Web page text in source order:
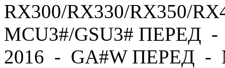
RX300/RX330/RX350/
MCU3#/GSU3# ПЕРЕД
2016 - GA#W ПЕРЕД -